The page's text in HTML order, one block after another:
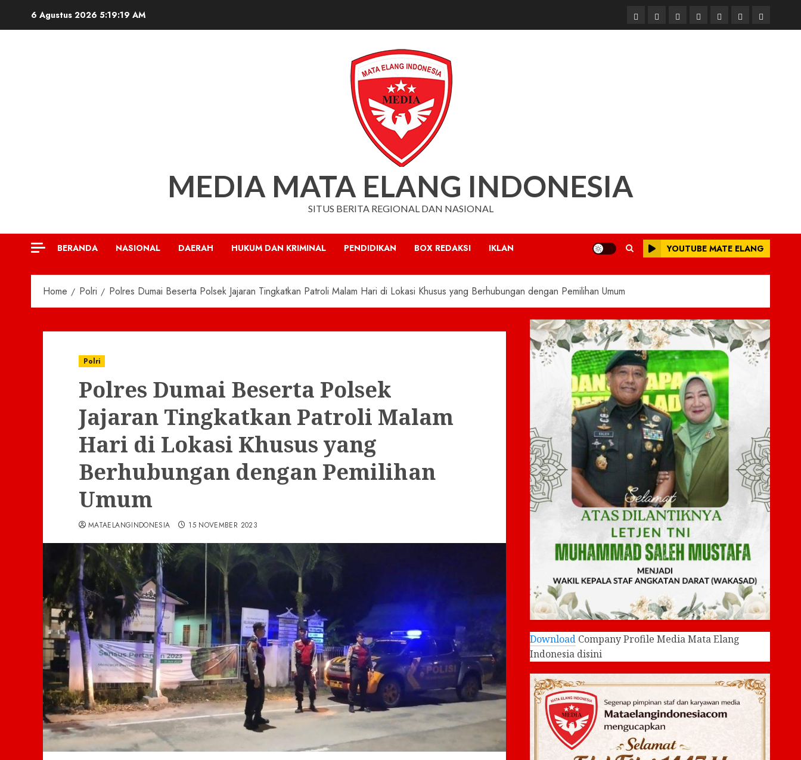
6 Agustus 2026 5:19:20 AM BerandaNasionalDaerahHukum
dan
Pendidikan
Box
Redaksi
Iklan
MEDIA MATA ELANG INDONESIA
SITUS BERITA REGIONAL DAN NASIONAL
BERANDA NASIONAL DAERAH HUKUM DAN KRIMINAL PENDIDIKAN BOX REDAKSI IKLAN YOUTUBE MATE ELANG
Home Polri Polres Dumai Beserta Polsek Jajaran Tingkatkan Patroli Malam Hari di Lokasi Khusus yang Berhubungan dengan Pemilihan Umum
Polri
Polres Dumai Beserta Polsek
Jajaran Tingkatkan Patroli Malam
Hari di Lokasi Khusus yang
Berhubungan dengan Pemilihan
Umum
MATAELANGINDONESIA 15 NOVEMBER 2023
DownloadCompany Profile Media Mata Elang
Indonesia disini